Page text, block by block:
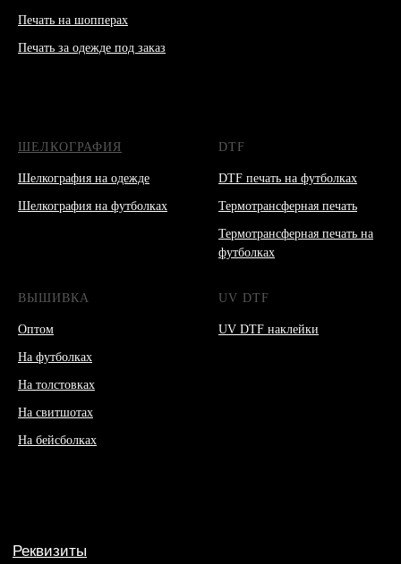
Печать на шопперах
Печать за одежде под заказ
ШЕЛКОГРАФИЯ
Шелкография на одежде
Шелкография на футболках
DTF
DTF печать на футболках
Термотрансферная печать
Термотрансферная печать на
футболках
ВЫШИВКА
Оптом
На футболках
На толстовках
На свитшотах
На бейсболках
UV DTF
UV DTF наклейки